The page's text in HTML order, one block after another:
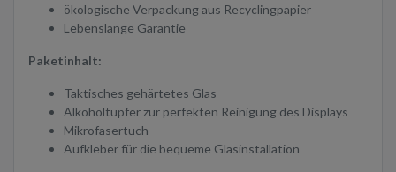
ökologische Verpackung aus Recyclingpapier
Lebenslange Garantie
Paketinhalt:
Taktisches gehärtetes Glas
Alkoholtupfer zur perfekten Reinigung des Displays
Mikrofasertuch
Aufkleber für die bequeme Glasinstallation